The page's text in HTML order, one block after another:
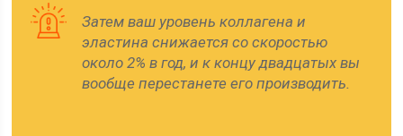
Затем ваш уровень коллагена и
эластина снижается со скоростью
около 2% в год, и к концу двадцатых вы
вообще перестанете его производить.